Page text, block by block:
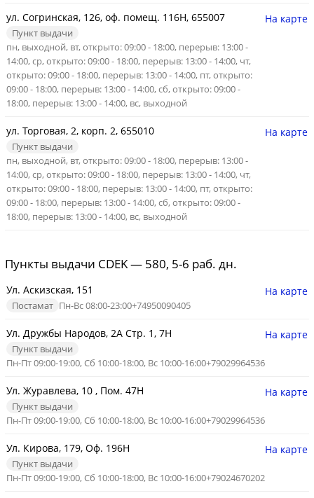
ул. Согринская, 126, оф. помещ. 116Н, 655007
Пункт выдачи
пн, выходной, вт, открыто: 09:00 - 18:00, перерыв: 13:00 -
14:00, ср, открыто: 09:00 - 18:00, перерыв: 13:00 - 14:00, чт,
открыто: 09:00 - 18:00, перерыв: 13:00 - 14:00, пт, открыто:
09:00 - 18:00, перерыв: 13:00 - 14:00, сб, открыто: 09:00 -
18:00, перерыв: 13:00 - 14:00, вс, выходной
На карте
ул. Торговая, 2, корп. 2, 655010
Пункт выдачи
пн, выходной, вт, открыто: 09:00 - 18:00, перерыв: 13:00 -
14:00, ср, открыто: 09:00 - 18:00, перерыв: 13:00 - 14:00, чт,
открыто: 09:00 - 18:00, перерыв: 13:00 - 14:00, пт, открыто:
09:00 - 18:00, перерыв: 13:00 - 14:00, сб, открыто: 09:00 -
18:00, перерыв: 13:00 - 14:00, вс, выходной
На карте
Пункты выдачи CDEK — 580, 5-6 раб. дн.
Ул. Аскизская, 151
Постамат Пн-Вс 08:00-23:00+74950090405
На карте
Ул. Дружбы Народов, 2А Стр. 1, 7Н
Пункт выдачи
Пн-Пт 09:00-19:00, Сб 10:00-18:00, Вс 10:00-16:00+79029964536
На карте
Ул. Журавлева, 10 , Пом. 47Н
Пункт выдачи
Пн-Пт 09:00-19:00, Сб 10:00-18:00, Вс 10:00-16:00+79029964536
На карте
Ул. Кирова, 179, Оф. 196Н
Пункт выдачи
Пн-Пт 09:00-19:00, Сб 10:00-18:00, Вс 10:00-16:00+79024670202
На карте